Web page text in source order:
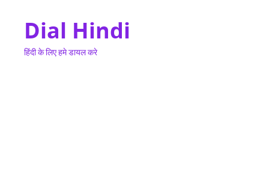
Dial Hindi
हिंदी के लिए हमे डायल करे